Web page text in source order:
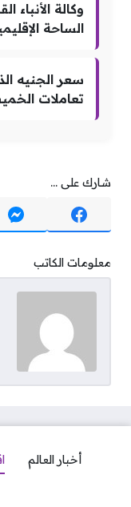
وكالة الأنباء
الساحة
سعر الجنيه
تعاملات الخميس 6 أغسطس
شارك على ...
معلومات الكاتب
أخبار العالم